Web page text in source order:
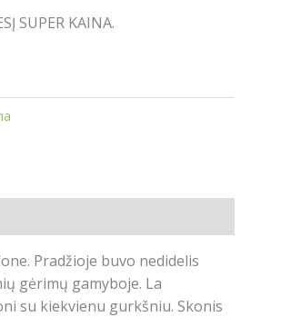
SUPER KAINA.
Pradžioje buvo nedidelis
gėrimų gamyboje. La
su kiekvienu gurkšniu. Skonis